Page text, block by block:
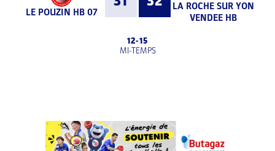
LE POUZIN HB 07
LA ROCHE SUR YON
VENDEE HB
12-15
MI-TEMPS